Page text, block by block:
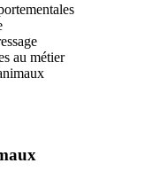
au métier